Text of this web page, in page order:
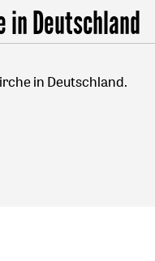
Deutschland
in Deutschland.